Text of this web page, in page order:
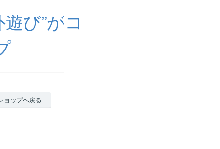
び”がコ
ョップへ戻る